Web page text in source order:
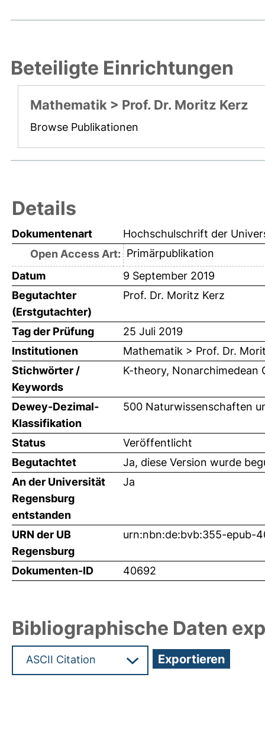
Beteiligte Einrichtungen
Mathematik > Prof. Dr. Moritz Kerz
Browse Publikationen
Details
Dokumentenart
Hochschulschrift der
Open Access Art: Primärpublikation
Datum
9 September 2019
Begutachter
(Erstgutachter)
Prof. Dr. Moritz Kerz
Tag der Prüfung
25 Juli 2019
Institutionen
Mathematik > Prof. Dr.
Stichwörter /
Keywords
K-theory, Nonarchimedean
Dewey-Dezimal-
Klassifikation
500 Naturwissenschaften
Status
Veröffentlicht
Begutachtet
Ja, diese Version wurde
An der Universität
Regensburg
entstanden
Ja
URN der UB
Regensburg
urn:nbn:de:bvb:355-epub-
Dokumenten-ID 40692
Bibliographische Daten